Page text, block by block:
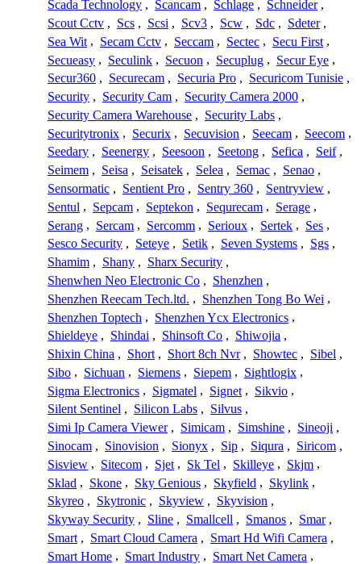
Scada Technology , Scancam , Schlage , Schneider ,
Scout Cctv , Scs , Scsi , Scv3 , Scw , Sdc , Sdeter ,
Sea Wit , Secam Cctv , Seccam , Sectec , Secu First ,
Secueasy , Seculink , Secuon , Secuplug , Secur Eye ,
Secur360 , Securecam , Securia Pro , Securicom Tunisie ,
Security , Security Cam , Security Camera 2000 ,
Security Camera Warehouse , Security Labs ,
Securitytronix , Securix , Secuvision , Seecam , Seecom ,
Seedary , Seenergy , Seesoon , Seetong , Sefica , Seif ,
Seimem , Seisa , Seisatek , Selea , Semac , Senao ,
Sensormatic , Sentient Pro , Sentry 360 , Sentryview ,
Sentul , Sepcam , Septekon , Sequrecam , Serage ,
Serang , Sercam , Sercomm , Serioux , Sertek , Ses ,
Sesco Security , Seteye , Setik , Seven Systems , Sgs ,
Shamim , Shany , Sharx Security ,
Shenwhen Neo Electronic Co , Shenzhen ,
Shenzhen Reecam Tech.ltd. , Shenzhen Tong Bo Wei ,
Shenzhen Toptech , Shenzhen Ycx Electronics ,
Shieldeye , Shindai , Shinsoft Co , Shiwojia ,
Shixin China , Short , Short 8ch Nvr , Showtec , Sibel ,
Sibo , Sichuan , Siemens , Siepem , Sightlogix ,
Sigma Electronics , Sigmatel , Signet , Sikvio ,
Silent Sentinel , Silicon Labs , Silvus ,
Simi Ip Camera Viewer , Simicam , Simshine , Sineoji ,
Sinocam , Sinovision , Sionyx , Sip , Siqura , Siricom ,
Sisview , Sitecom , Sjet , Sk Tel , Skilleye , Skjm ,
Sklad , Skone , Sky Genious , Skyfield , Skylink ,
Skyreo , Skytronic , Skyview , Skyvision ,
Skyway Security , Sline , Smallcell , Smanos , Smar ,
Smart , Smart Cloud Camera , Smart Hd Wifi Camera ,
Smart Home , Smart Industry , Smart Net Camera ,